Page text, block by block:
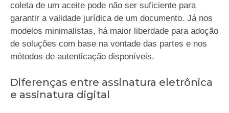
coleta de um aceite pode não ser suficiente para
garantir a validade jurídica de um documento. Já nos
modelos minimalistas, há maior liberdade para adoção
de soluções com base na vontade das partes e nos
métodos de autenticação disponíveis.
Diferenças entre assinatura eletrônica
e assinatura digital